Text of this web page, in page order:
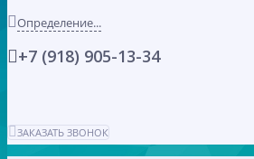
Определение...
+7 (918) 905-13-34
ЗАКАЗАТЬ ЗВОНОК